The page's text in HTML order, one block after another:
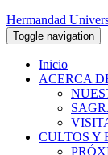
Hermandad
Toggle navigation
Inicio
ACERCA
CULTOS Y